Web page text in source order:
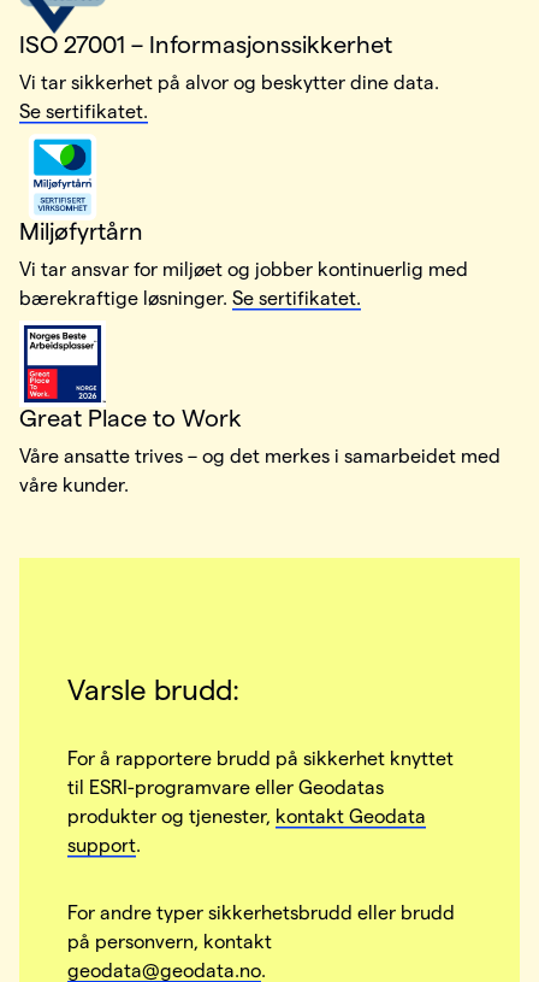
ISO 27001 – Informasjonssikkerhet
Vi tar sikkerhet på alvor og beskytter dine data.
Se sertifikatet.
Miljøfyrtårn
Vi tar ansvar for miljøet og jobber kontinuerlig med
bærekraftige løsninger. Se sertifikatet.
Great Place to Work
Våre ansatte trives – og det merkes i samarbeidet med
våre kunder.
Varsle brudd:
For å rapportere brudd på sikkerhet knyttet
til ESRI-programvare eller Geodatas
produkter og tjenester, kontakt Geodata
support.
For andre typer sikkerhetsbrudd eller brudd
på personvern, kontakt
geodata@geodata.no.